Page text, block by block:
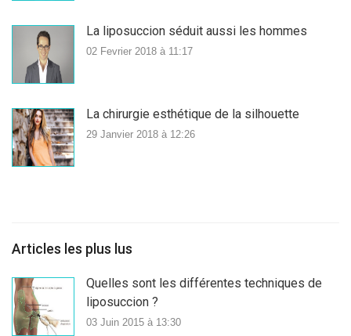
La liposuccion séduit aussi les hommes
02 Fevrier 2018 à 11:17
La chirurgie esthétique de la silhouette
29 Janvier 2018 à 12:26
Articles les plus lus
Quelles sont les différentes techniques de
liposuccion ?
03 Juin 2015 à 13:30